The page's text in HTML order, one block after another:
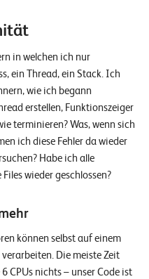
in welchen ich nur
ein Thread, ein Stack. Ich
wie ich begann
erstellen, Funktionszeiger
terminieren? Was, wenn sich
ich diese Fehler da wieder
Habe ich alle
wieder geschlossen?
können selbst auf einem
Die meiste Zeit
CPUs nichts – unser Code ist